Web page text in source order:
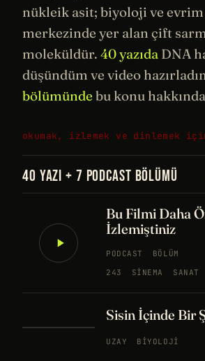
nükleik asit; biyoloji ve evrim
merkezinde yer alan çift
moleküldür. 40 yazıda DNA
düşündüm ve video
bölümünde bu konu
okumak, izlemek ve dinlemek
40 YAZI + 7 PODCAST BÖLÜMÜ
Bu Filmi Daha
İzlemiştiniz
PODCAST
BÖLÜM
243
SINEMA SANAT
Sisin İçinde Bir
UZAY BIYOLOJI